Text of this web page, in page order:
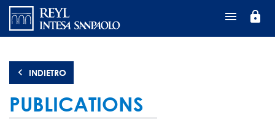
Salta
contenuto
lock
INDIETRO
PUBLICATIONS